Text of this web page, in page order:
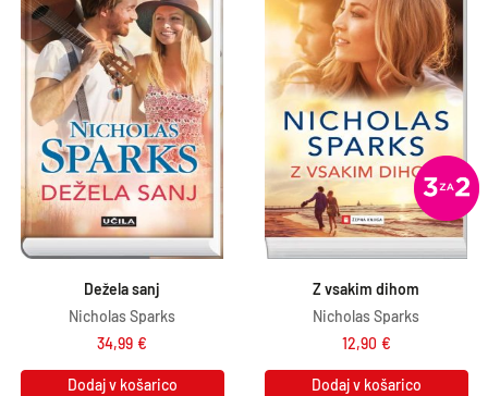
Dežela sanj
Nicholas Sparks
34,99 €
Dodaj v košarico
Z vsakim dihom
Nicholas Sparks
12,90 €
Dodaj v košarico